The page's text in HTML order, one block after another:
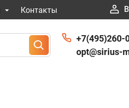
Контакты
+7(495)260-
opt@sirius-